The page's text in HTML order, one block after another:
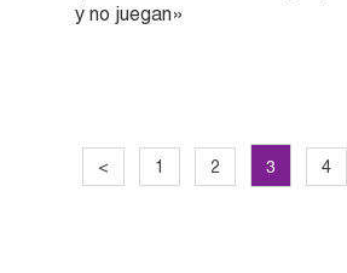
y no juegan»
< 1 2 3 4